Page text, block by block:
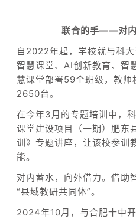
联合的手——对
自2022年起，学校就与科
智慧课堂、AI创新教育、智
慧课堂部署59个班级，教
2650台。
在今年3月的专题培训中，
课堂建设项目（一期）肥
训》专题讲座，让该校参训
能。
对内蓄水，向外借力。借助
“县域教研共同体”。
2024年10月，与合肥十中